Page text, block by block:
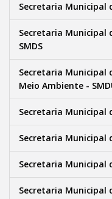
Secretaria Municipal
Secretaria Municipal
SMDS
Secretaria Municipal
Meio Ambiente -
Secretaria Municipal
Secretaria Municipal
Secretaria Municipal
Secretaria Municipal